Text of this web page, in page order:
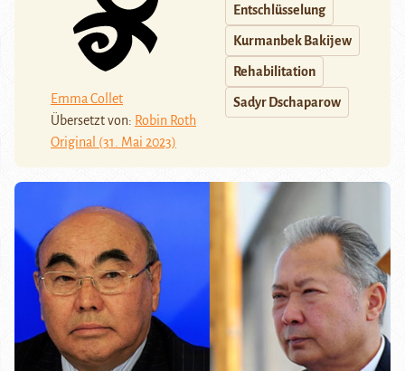
Emma Collet
Übersetzt von: Robin Roth
Original (31. Mai 2023)
Entschlüsselung
Kurmanbek Bakijew
Rehabilitation
Sadyr Dschaparow